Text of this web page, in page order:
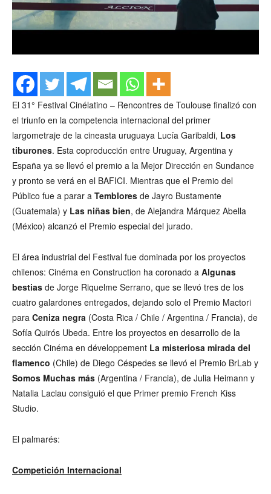
El 31° Festival Cinélatino – Rencontres de Toulouse finalizó con
el triunfo en la competencia internacional del primer
largometraje de la cineasta uruguaya Lucía Garibaldi, Los
tiburones. Esta coproducción entre Uruguay, Argentina y
España ya se llevó el premio a la Mejor Dirección en Sundance
y pronto se verá en el BAFICI. Mientras que el Premio del
Público fue a parar a Temblores de Jayro Bustamente
(Guatemala) y Las niñas bien, de Alejandra Márquez Abella
(México) alcanzó el Premio especial del jurado.
El área industrial del Festival fue dominada por los proyectos
chilenos: Cinéma en Construction ha coronado a Algunas
bestias de Jorge Riquelme Serrano, que se llevó tres de los
cuatro galardones entregados, dejando solo el Premio Mactori
para Ceniza negra (Costa Rica / Chile / Argentina / Francia), de
Sofía Quirós Ubeda. Entre los proyectos en desarrollo de la
sección Cinéma en développement La misteriosa mirada del
flamenco (Chile) de Diego Céspedes se llevó el Premio BrLab y
Somos Muchas más (Argentina / Francia), de Julia Heimann y
Natalia Laclau consiguió el que Primer premio French Kiss
Studio.
El palmarés:
Competición Internacional